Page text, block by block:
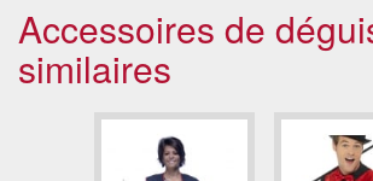
Accessoires de
similaires